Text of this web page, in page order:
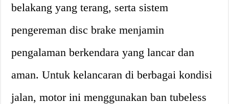
belakang yang terang, serta sistem
pengereman disc brake menjamin
pengalaman berkendara yang lancar dan
aman. Untuk kelancaran di berbagai kondisi
jalan, motor ini menggunakan ban tubeless